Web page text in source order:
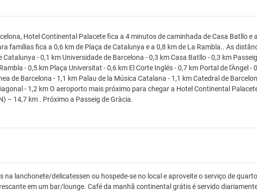
Hotel Continental Palacete fica a 4 minutos de caminhada de Casa Batllo e
famílias fica a 0,6 km de Plaça de Catalunya e a 0,8 km de La Rambla.. As
- 0,1 km Universidade de Barcelona - 0,3 km Casa Batllo - 0,3 km
- 0,5 km Plaça Universitat - 0,6 km El Corte Inglés - 0,7 km Portal de l'Àngel -
de Barcelona - 1,1 km Palau de la Música Catalana - 1,1 km Catedral de
- 1,2 km O aeroporto mais próximo para chegar a Hotel Continental
– 14,7 km . Próximo a Passeig de Gràcia.
na lanchonete/delicatessen ou hospede-se no local e aproveite o serviço de
em um bar/lounge. Café da manhã continental grátis é servido